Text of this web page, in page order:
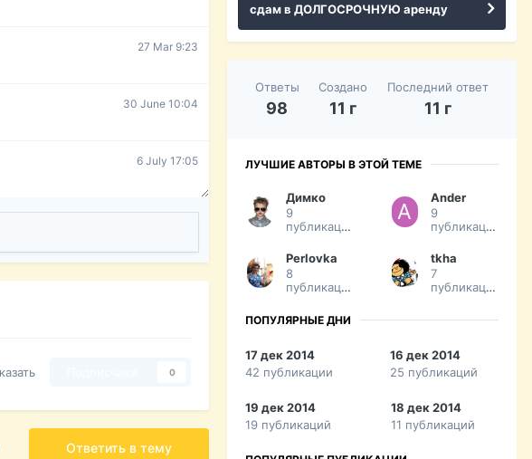
27 Mar 9:23
30 June 10:04
6 July 17:05
0
Ответить в тему
сдам в ДОЛГОСРОЧНУЮ аренду
Ответы
98
Создано
11 г
Последний ответ
11 г
ЛУЧШИЕ АВТОРЫ В ЭТОЙ ТЕМЕ
Димко
9
публикаций
Ander
9
публикаций
Perlovka
8
публикаций
tkha
7
публикаций
ПОПУЛЯРНЫЕ ДНИ
17 дек 2014
42 публикации
16 дек 2014
25 публикаций
19 дек 2014
19 публикаций
18 дек 2014
11 публикаций